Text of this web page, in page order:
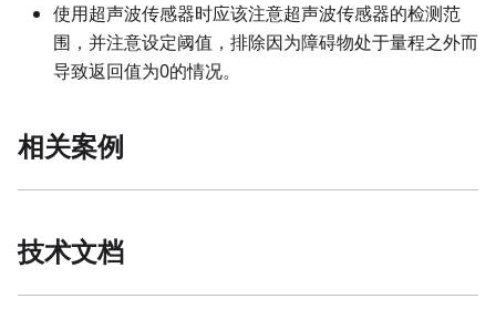
使用超声波传感器时应该注意超声波传感器的检测范
围，并注意设定阈值，排除因为障碍物处于量程之外而
导致返回值为0的情况。
相关案例
技术文档